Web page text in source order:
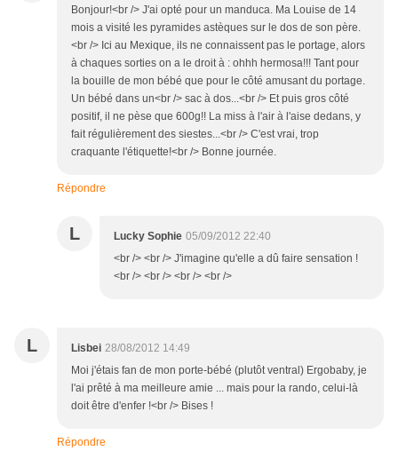
Bonjour!<br /> J'ai opté pour un manduca. Ma Louise de 14
mois a visité les pyramides astèques sur le dos de son père.
<br /> Ici au Mexique, ils ne connaissent pas le portage, alors
à chaques sorties on a le droit à : ohhh hermosa!!! Tant pour
la bouille de mon bébé que pour le côté amusant du portage.
Un bébé dans un<br /> sac à dos...<br /> Et puis gros côté
positif, il ne pèse que 600g!! La miss à l'air à l'aise dedans, y
fait régulièrement des siestes...<br /> C'est vrai, trop
craquante l'étiquette!<br /> Bonne journée.
Répondre
L Lucky Sophie 05/09/2012 22:40
<br /> <br /> J'imagine qu'elle a dû faire sensation !
<br /> <br /> <br /> <br />
L Lisbei 28/08/2012 14:49
Moi j'étais fan de mon porte-bébé (plutôt ventral) Ergobaby, je
l'ai prêté à ma meilleure amie ... mais pour la rando, celui-là
doit être d'enfer !<br /> Bises !
Répondre